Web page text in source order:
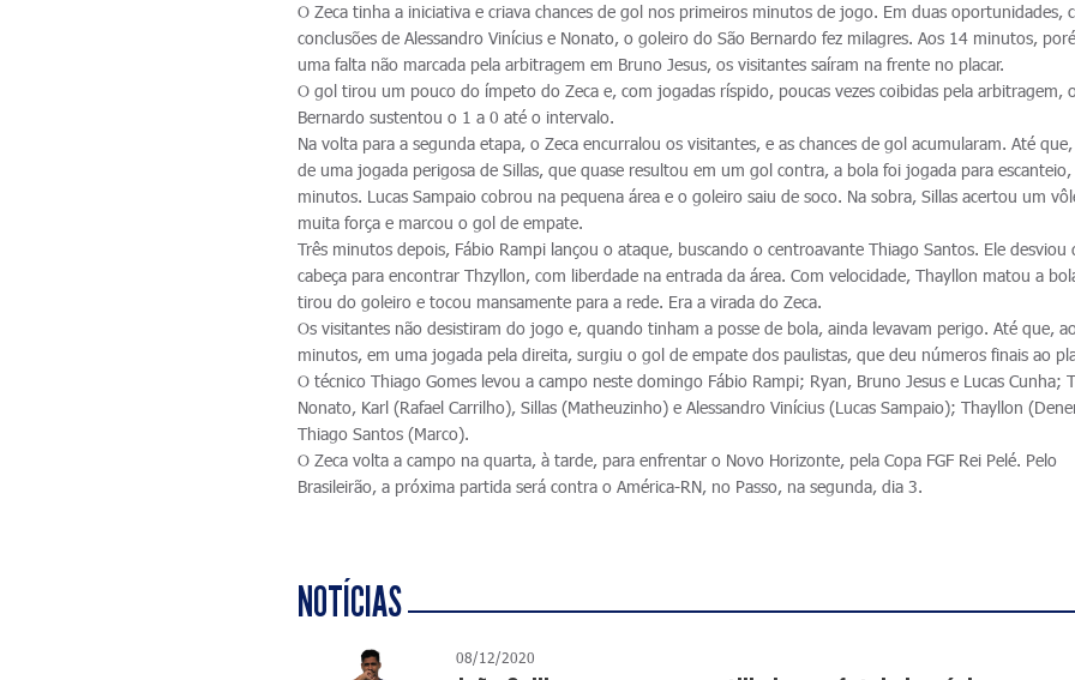
O Zeca tinha a iniciativa e criava chances de gol nos primeiros minutos de jogo. Em duas oportunidades,
conclusões de Alessandro Vinícius e Nonato, o goleiro do São Bernardo fez milagres. Aos 14 minutos,
uma falta não marcada pela arbitragem em Bruno Jesus, os visitantes saíram na frente no placar.
O gol tirou um pouco do ímpeto do Zeca e, com jogadas ríspido, poucas vezes coibidas pela arbitragem,
Bernardo sustentou o 1 a 0 até o intervalo.
Na volta para a segunda etapa, o Zeca encurralou os visitantes, e as chances de gol acumularam. Até
de uma jogada perigosa de Sillas, que quase resultou em um gol contra, a bola foi jogada para
minutos. Lucas Sampaio cobrou na pequena área e o goleiro saiu de soco. Na sobra, Sillas acertou um
muita força e marcou o gol de empate.
Três minutos depois, Fábio Rampi lançou o ataque, buscando o centroavante Thiago Santos. Ele desviou
cabeça para encontrar Thzyllon, com liberdade na entrada da área. Com velocidade, Thayllon matou a
tirou do goleiro e tocou mansamente para a rede. Era a virada do Zeca.
Os visitantes não desistiram do jogo e, quando tinham a posse de bola, ainda levavam perigo. Até que,
minutos, em uma jogada pela direita, surgiu o gol de empate dos paulistas, que deu números finais ao
O técnico Thiago Gomes levou a campo neste domingo Fábio Rampi; Ryan, Bruno Jesus e Lucas Cunha;
Nonato, Karl (Rafael Carrilho), Sillas (Matheuzinho) e Alessandro Vinícius (Lucas Sampaio); Thayllon
Thiago Santos (Marco).
O Zeca volta a campo na quarta, à tarde, para enfrentar o Novo Horizonte, pela Copa FGF Rei Pelé. Pelo
Brasileirão, a próxima partida será contra o América-RN, no Passo, na segunda, dia 3.
NOTÍCIAS
08/12/2020